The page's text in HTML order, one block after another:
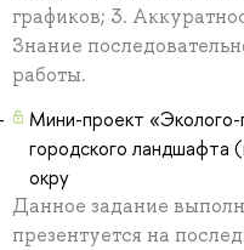
графиков; 3.
Знание
работы.
Мини-проект «Эколого-
городского ландшафта
окру
Данное задание
презентуется на